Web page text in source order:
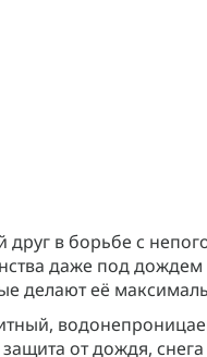
в борьбе с
даже под
делают её
от дождя,